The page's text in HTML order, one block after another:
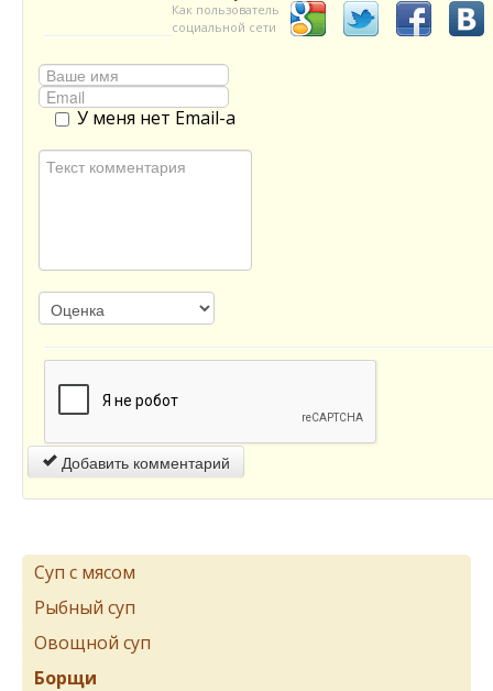
Как пользователь
социальной сети
У меня нет Email-а
Добавить комментарий
Суп с мясом
Рыбный суп
Овощной суп
Борщи